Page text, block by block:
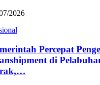
2026
Percepat
di